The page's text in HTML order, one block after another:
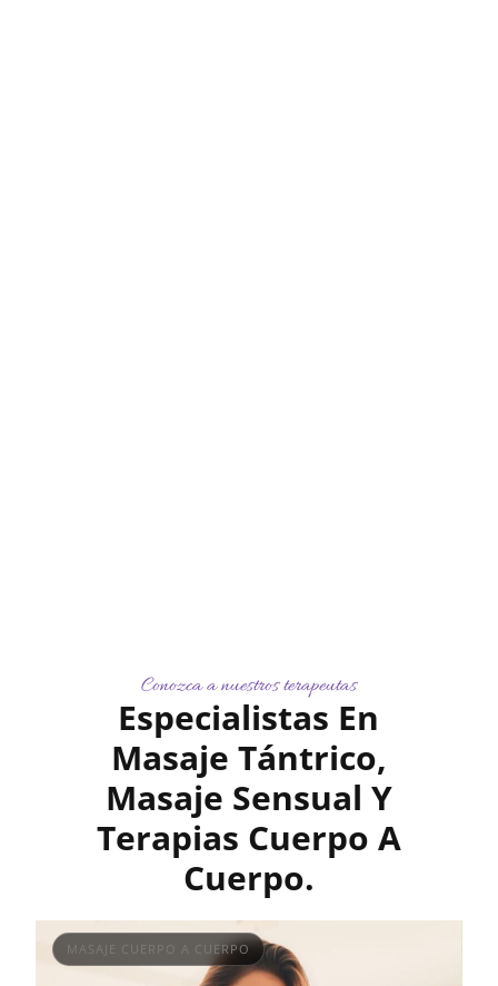
Conozca a nuestros terapeutas
Especialistas En
Masaje Tántrico,
Masaje Sensual Y
Terapias Cuerpo A
Cuerpo.
MASAJE CUERPO A CUERPO